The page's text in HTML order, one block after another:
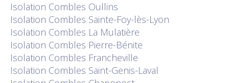
Isolation Combles Oullins
Isolation Combles Sainte-Foy-lès-Lyon
Isolation Combles La Mulatière
Isolation Combles Pierre-Bénite
Isolation Combles Francheville
Isolation Combles Saint-Genis-Laval